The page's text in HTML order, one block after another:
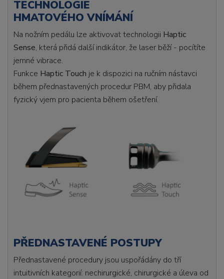
TECHNOLOGIE
HMATOVÉHO VNÍMÁNÍ
Na nožním pedálu lze aktivovat technologii Haptic
Sense, která přidá další indikátor, že laser běží - pocítíte
jemné vibrace.
Funkce Haptic Touch je k dispozici na ručním nástavci
během přednastavených procedur PBM, aby přidala
fyzický vjem pro pacienta během ošetření.
PŘEDNASTAVENÉ POSTUPY
Přednastavené procedury jsou uspořádány do tří
intuitivních kategorií: nechirurgické, chirurgické a úleva od